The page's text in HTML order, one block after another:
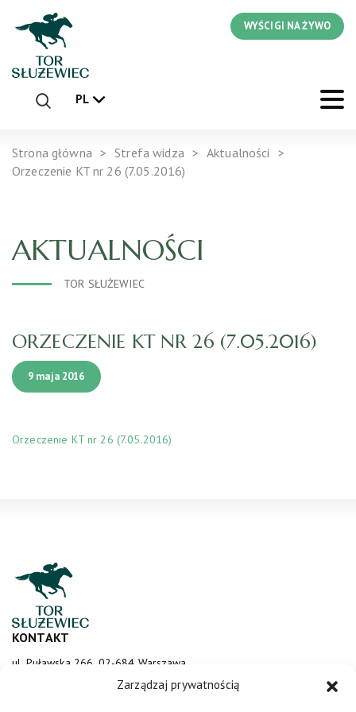
Zarządzaj prywatnością
WYŚCIGI NA ŻYWO
PL
Strona główna Strefa widza
Aktualności
Orzeczenie KT nr 26 (7.05.2016)
AKTUALNOŚCI
TOR SŁUŻEWIEC
ORZECZENIE KT NR 26 (7.05.2016)
9 maja 2016
Orzeczenie KT nr 26 (7.05.2016)
KONTAKT
ul. Puławska 266, 02-684 Warszawa
sluzewiec@totalizator.pl